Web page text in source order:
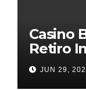
Casino
Retiro
JUN 29,